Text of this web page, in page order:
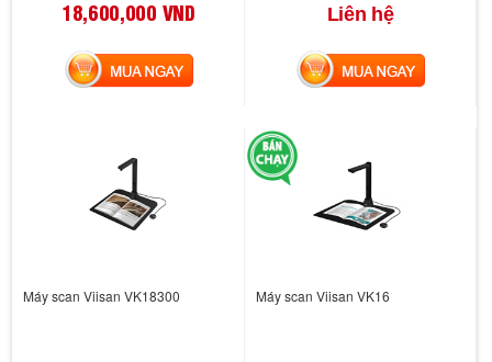
18,600,000 VND
MUA NGAY
Liên hệ
MUA NGAY
Máy scan Viisan VK18300 Máy scan Viisan VK16